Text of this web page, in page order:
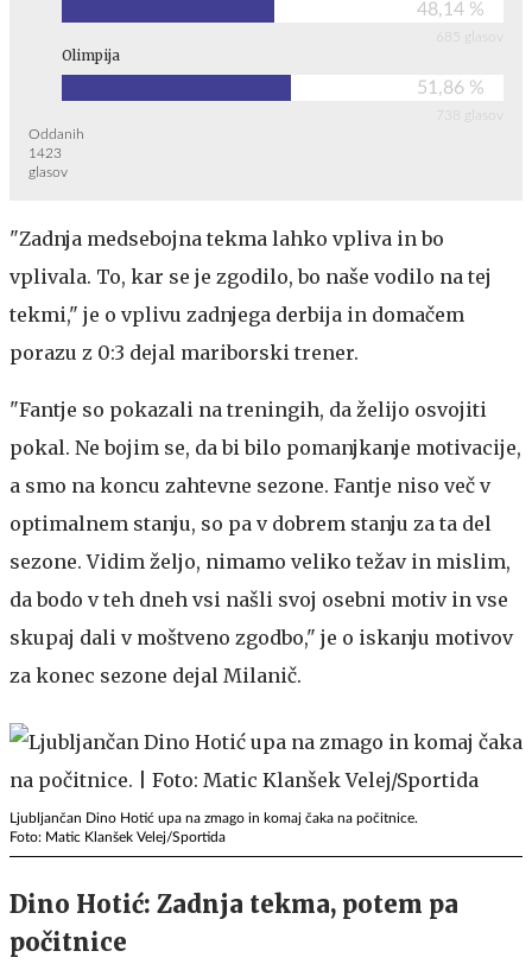
48,14 %
685 glasov
Olimpija
51,86 %
738 glasov
Oddanih
1423
glasov
"Zadnja medsebojna tekma lahko vpliva in bo
vplivala. To, kar se je zgodilo, bo naše vodilo na tej
tekmi," je o vplivu zadnjega derbija in domačem
porazu z 0:3 dejal mariborski trener.
"Fantje so pokazali na treningih, da želijo osvojiti
pokal. Ne bojim se, da bi bilo pomanjkanje motivacije,
a smo na koncu zahtevne sezone. Fantje niso več v
optimalnem stanju, so pa v dobrem stanju za ta del
sezone. Vidim željo, nimamo veliko težav in mislim,
da bodo v teh dneh vsi našli svoj osebni motiv in vse
skupaj dali v moštveno zgodbo," je o iskanju motivov
za konec sezone dejal Milanič.
Ljubljančan Dino Hotić upa na zmago in komaj čaka na počitnice.
Foto: Matic Klanšek Velej/Sportida
Dino Hotić: Zadnja tekma, potem pa
počitnice